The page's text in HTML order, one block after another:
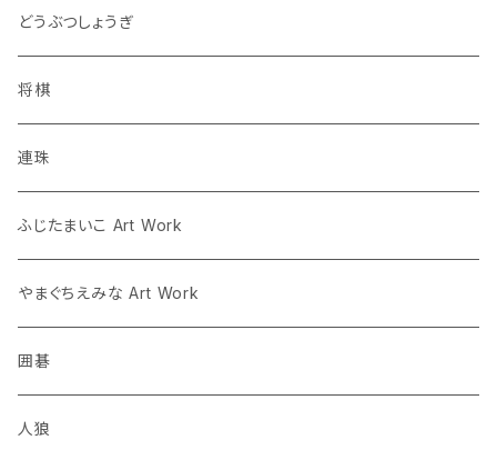
連珠
ツイクスト
将棋
囲碁
人狼
どうぶつしょうぎ
将棋
連珠
ふじたまいこ Art Work
やまぐちえみな Art Work
囲碁
人狼